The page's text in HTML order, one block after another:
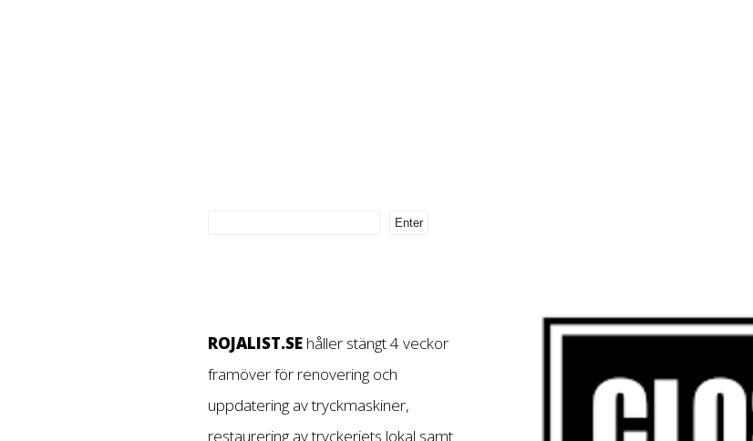
ROJALIST.SE håller stängt 4 veckor
framöver för renovering och
uppdatering av tryckmaskiner,
restaurering av tryckeriets lokal samt